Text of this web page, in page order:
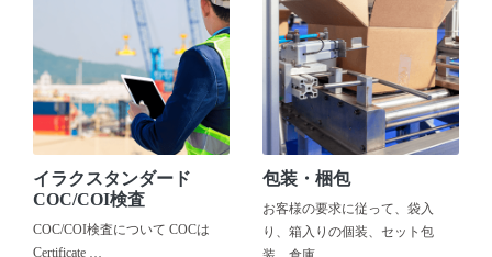
イラクスタンダード
COC/COI検査
COC/COI検査について COCは
Certificate …
包装・梱包
お客様の要求に従って、袋入
り、箱入りの個装、セット包